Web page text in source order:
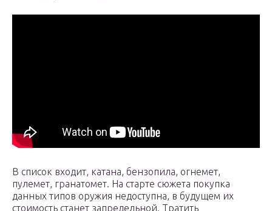
В список входит, катана, бензопила, огнемет,
пулемет, гранатомет. На старте сюжета покупка
данных типов оружия недоступна, в будущем их
стоимость станет запредельной. Тратить